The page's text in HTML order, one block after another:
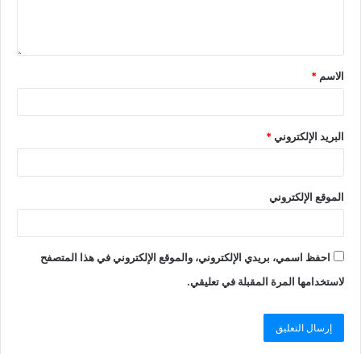
الاسم *
البريد الإلكتروني*
الموقع الإلكتروني
احفظ اسمي، بريدي الإلكتروني، والموقع الإلكتروني في هذا المتصفح
لاستخدامها المرة المقبلة في تعليقي.